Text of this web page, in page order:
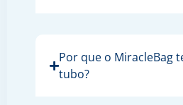
Por que o MiracleBag
tubo?